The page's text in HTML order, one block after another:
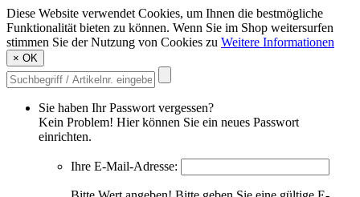
Diese Website verwendet Cookies, um Ihnen die bestmögliche
Funktionalität bieten zu können. Wenn Sie im Shop weitersurfen
stimmen Sie der Nutzung von Cookies zu Weitere Informationen
× OK
Sie haben Ihr Passwort vergessen?
Kein Problem! Hier können Sie ein neues Passwort
einrichten.
Ihre E-Mail-Adresse: